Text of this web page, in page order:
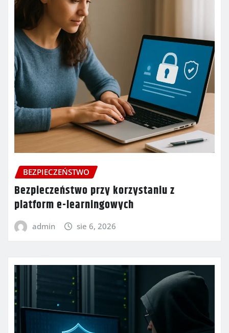
BEZPIECZEŃSTWO
Bezpieczeństwo przy korzystaniu z
platform e-learningowych
admin sie 6, 2026